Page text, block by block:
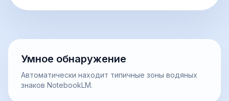
Умное обнаружение
Автоматически находит типичные зоны водяных
знаков NotebookLM.